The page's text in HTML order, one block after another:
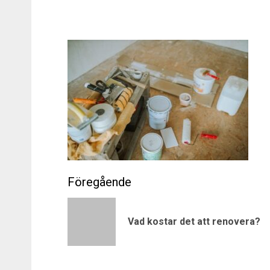
Post
Vad kostar det att renovera?